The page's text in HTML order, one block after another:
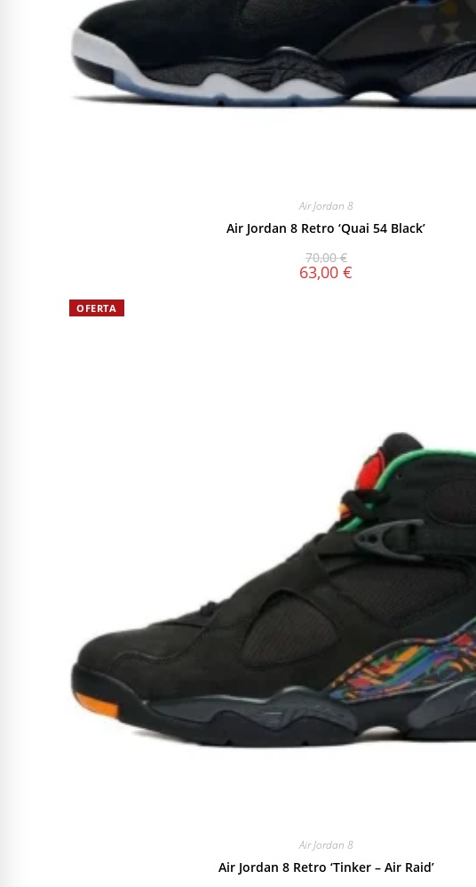
Air Jordan 8
Air Jordan 8 Retro ‘Quai 54 Black’
70,00€
63,00 €
OFERTA
Air Jordan 8
Air Jordan 8 Retro ‘Tinker – Air Raid’